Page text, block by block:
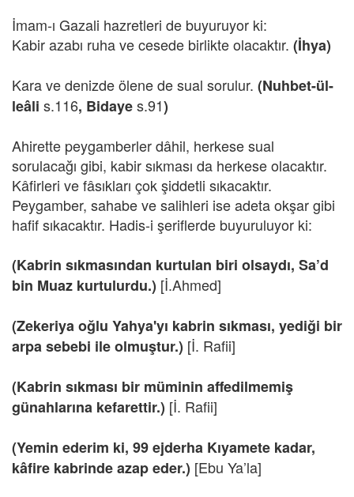
İmam-ı Gazali hazretleri de buyuruyor ki:
Kabir azabı ruha ve cesede birlikte olacaktır. (İhya)
Kara ve denizde ölene de sual sorulur. (Nuhbet-ül-
leâli s.116, Bidayes.91)
Ahirette peygamberler dâhil, herkese sual
sorulacağı gibi, kabir sıkması da herkese olacaktır.
Kâfirleri ve fâsıkları çok şiddetli sıkacaktır.
Peygamber, sahabe ve salihleri ise adeta okşar gibi
hafif sıkacaktır. Hadis-i şeriflerde buyuruluyor ki:
(Kabrin sıkmasından kurtulan biri olsaydı, Sa’d
bin Muaz kurtulurdu.) [İ.Ahmed]
(Zekeriya oğlu Yahya'yı kabrin sıkması, yediği bir
arpa sebebi ile olmuştur.) [İ. Rafii]
(Kabrin sıkması bir müminin affedilmemiş
günahlarına kefarettir.) [İ. Rafii]
(Yemin ederim ki, 99 ejderha Kıyamete kadar,
kâfire kabrinde azap eder.) [Ebu Ya’la]